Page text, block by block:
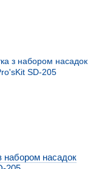
набором насадок